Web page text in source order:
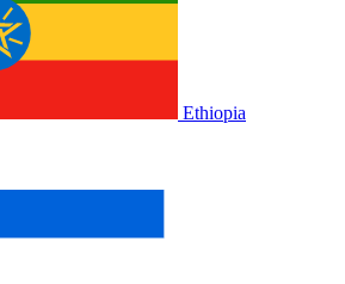
Ethiopia